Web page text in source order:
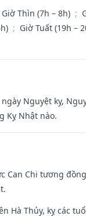
Giờ Thìn (7h – 8h) ;
; Giờ Tuất (19h –
Nguyệt kỵ,
Kỵ Nhật nào.
Can Chi tương
Hà Thủy, kỵ các